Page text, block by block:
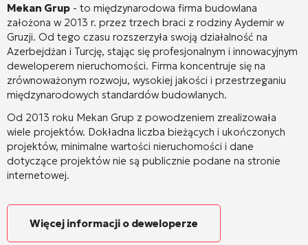
Mekan Grup - to międzynarodowa firma budowlana
założona w 2013 r. przez trzech braci z rodziny Aydemir w
Gruzji. Od tego czasu rozszerzyła swoją działalność na
Azerbejdżan i Turcję, stając się profesjonalnym i innowacyjnym
deweloperem nieruchomości. Firma koncentruje się na
zrównoważonym rozwoju, wysokiej jakości i przestrzeganiu
międzynarodowych standardów budowlanych.
Od 2013 roku Mekan Grup z powodzeniem zrealizowała
wiele projektów. Dokładna liczba bieżących i ukończonych
projektów, minimalne wartości nieruchomości i dane
dotyczące projektów nie są publicznie podane na stronie
internetowej.
Więcej informacji o deweloperze